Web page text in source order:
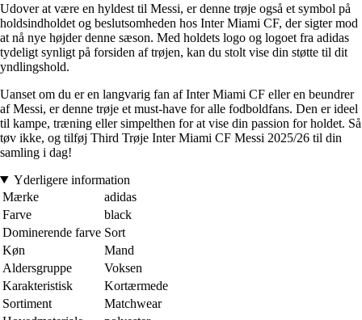
Udover at være en hyldest til Messi, er denne trøje også et symbol på
holdsindholdet og beslutsomheden hos Inter Miami CF, der sigter mod
at nå nye højder denne sæson. Med holdets logo og logoet fra adidas
tydeligt synligt på forsiden af trøjen, kan du stolt vise din støtte til dit
yndlingshold.
Uanset om du er en langvarig fan af Inter Miami CF eller en beundrer
af Messi, er denne trøje et must-have for alle fodboldfans. Den er ideel
til kampe, træning eller simpelthen for at vise din passion for holdet. Så
tøv ikke, og tilføj Third Trøje Inter Miami CF Messi 2025/26 til din
samling i dag!
Yderligere information
Mærke
adidas
Farve
black
Dominerende farve Sort
Køn
Mand
Aldersgruppe
Voksen
Karakteristisk
Kortærmede
Sortiment
Matchwear